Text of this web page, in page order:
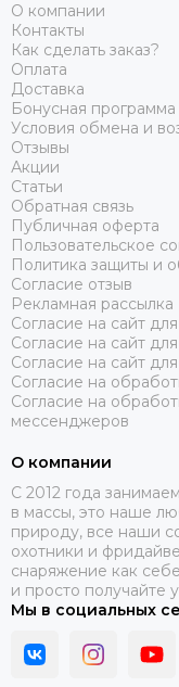
О компании
Контакты
Как сделать заказ?
Оплата
Доставка
Бонусная программа
Условия обмена и
Отзывы
Акции
Статьи
Обратная связь
Публичная оферта
Пользовательское
Политика защиты и
Согласие отзыв
Рекламная рассылка
Согласие на сайт
Согласие на сайт
Согласие на сайт
Согласие на
Согласие на
мессенджеров
О компании
C 2012 года
в массы, это наше
природу, все наши
охотники и
снаряжение как
и просто получайте
Мы в социальных